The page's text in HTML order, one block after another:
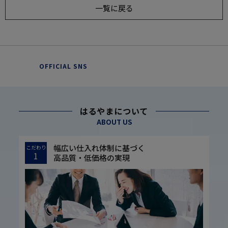
一覧に戻る
OFFICIAL SNS
はるやまについて
ABOUT US
こだわり
1
幅広い仕入れ体制に基づく
高品質・低価格の実現